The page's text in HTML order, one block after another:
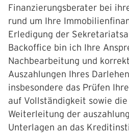
Finanzierungsberater bei
rund um Ihre
Erledigung der
Backoffice bin ich Ihre
Nachbearbeitung und
Auszahlungen Ihres
insbesondere das Prüfen
auf Vollständigkeit sowie
Weiterleitung der
Unterlagen an das